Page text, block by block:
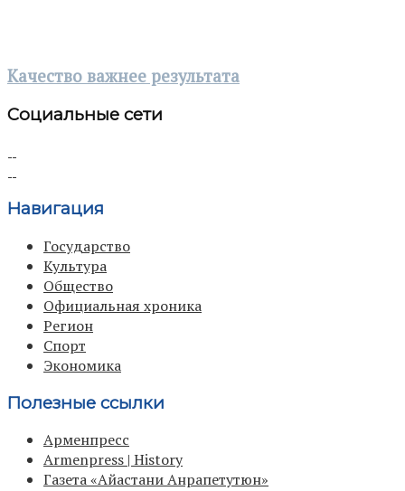
Качество важнее результата
Социальные сети
Навигация
Государство
Культура
Общество
Официальная хроника
Регион
Спорт
Экономика
Полезные ссылки
Арменпресс
Armenpress | History
Газета «Айастани Анрапетутюн»